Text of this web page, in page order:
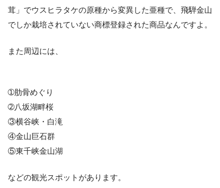
茸」でウスヒラタケの原種から変異した亜種で、飛騨金山
でしか栽培されていない商標登録された商品なんですよ。
また周辺には、
➀肋骨めぐり
➁八坂湖畔桜
③横谷峡・白滝
④金山巨石群
⑤東千峡金山湖
などの観光スポットがあります。